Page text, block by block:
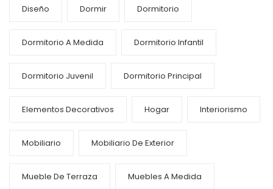
Diseño Dormir Dormitorio
Dormitorio A Medida Dormitorio Infantil
Dormitorio Juvenil Dormitorio Principal
Elementos Decorativos Hogar Interiorismo
Mobiliario Mobiliario De Exterior
Mueble De Terraza Muebles A Medida